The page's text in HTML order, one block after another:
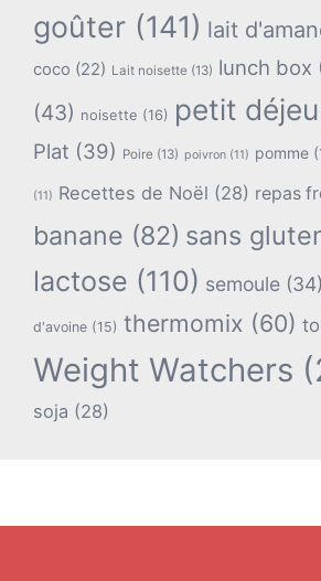
goûter (141) lait
coco (22) Lait noisette (13) lunch box
(43) noisette (16) petit
Plat (39) Poire (13) poivron (11) pomme
(11) Recettes de Noël (28) repas
banane (82) sans
lactose (110) semoule (34)
d'avoine (15) thermomix (60)
Weight Watchers
soja (28)